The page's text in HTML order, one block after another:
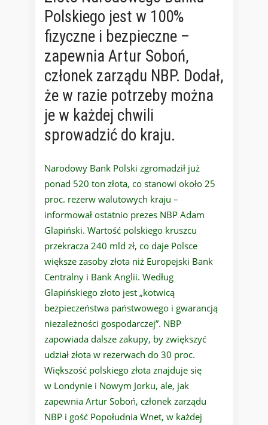
Polskiego jest w 100%
fizyczne i bezpieczne –
zapewnia Artur Soboń,
członek zarządu NBP. Dodał,
że w razie potrzeby można
je w każdej chwili
sprowadzić do kraju.
Narodowy Bank Polski zgromadził już
ponad 520 ton złota, co stanowi około 25
proc. rezerw walutowych kraju –
informował ostatnio prezes NBP Adam
Glapiński. Wartość polskiego kruszcu
przekracza 240 mld zł, co daje Polsce
większe zasoby złota niż Europejski Bank
Centralny i Bank Anglii. Według
Glapińskiego złoto jest „kotwicą
bezpieczeństwa państwowego i gwarancją
niezależności gospodarczej”. NBP
zapowiada dalsze zakupy, by zwiększyć
udział złota w rezerwach do 30 proc.
Większość polskiego złota znajduje się
w Londynie i Nowym Jorku, ale, jak
zapewnia Artur Soboń, członek zarządu
NBP i gość Popołudnia Wnet, w każdej